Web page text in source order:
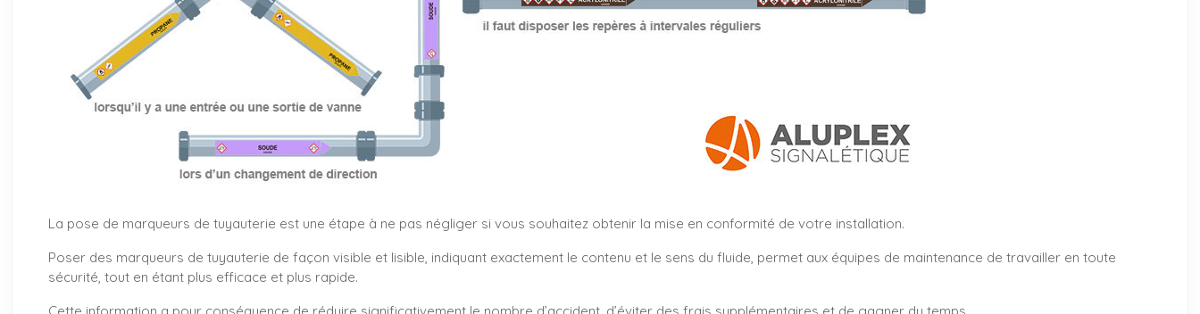
La pose de marqueurs de tuyauterie est une étape à ne pas négliger si vous souhaitez obtenir la mise en conformité de votre installation.
Poser des marqueurs de tuyauterie de façon visible et lisible, indiquant exactement le contenu et le sens du fluide, permet aux équipes de maintenance de travailler en toute
sécurité, tout en étant plus efficace et plus rapide.